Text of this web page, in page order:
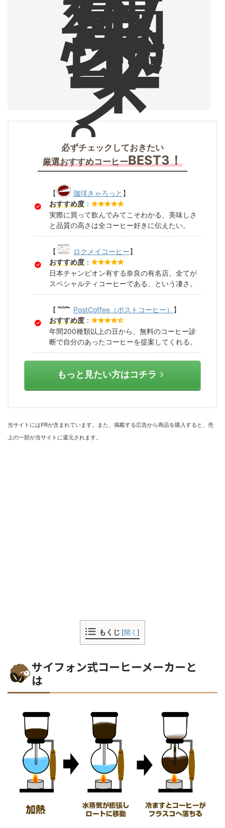
部
ラ
イ
タ
ー
。
必ずチェックしておきたい
厳選おすすめコーヒーBEST3！
【 珈琲きゃろっと 】
おすすめ度 ：
実際に買って飲んでみてこそわかる、美味しさ
と品質の高さは全コーヒー好きに伝えたい。
【 ロクメイコーヒー】
おすすめ度 ：
日本チャンピオン有する奈良の有名店。全てが
スペシャルティコーヒーである、という凄さ。
【 PostCoffee（ポストコーヒー）
】
おすすめ度 ：
年間200種類以上の豆から、無料のコーヒー診
断で自分のあったコーヒーを提案してくれる。
もっと見たい方はコチラ
当サイトにはPRが含まれています。また、掲載する広告から商品を購入すると、売
上の一部が当サイトに還元されます。
もくじ [開く ]
サイフォン式コーヒーメーカーと
は